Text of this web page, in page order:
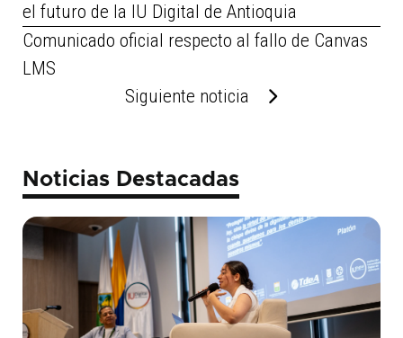
el futuro de la IU Digital de Antioquia
Comunicado oficial respecto al fallo de Canvas
LMS
Siguiente noticia
Noticias Destacadas